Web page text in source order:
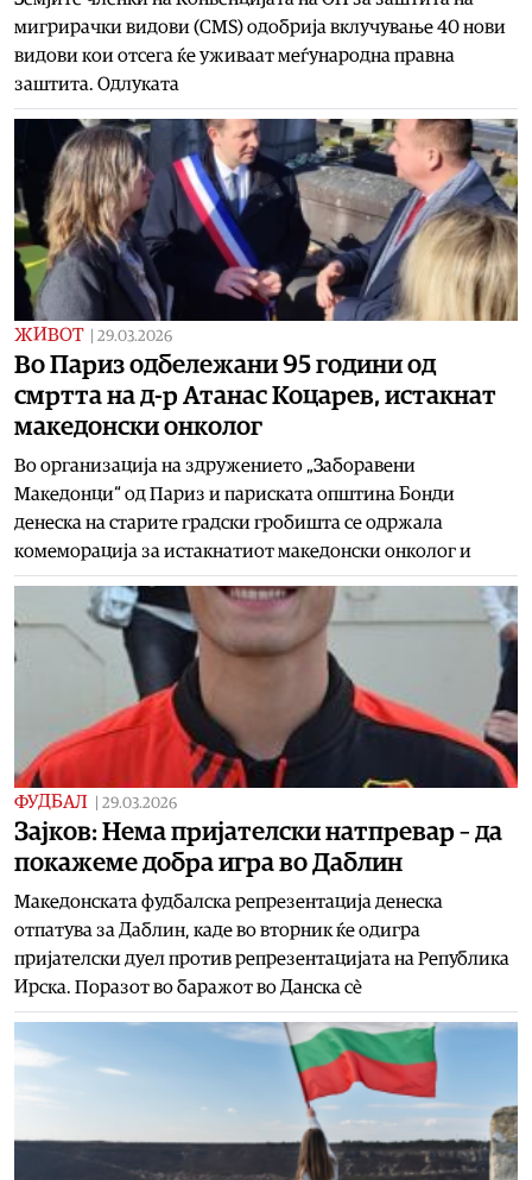
мигрирачки видови (CMS) одобрија вклучување 40 нови
видови кои отсега ќе уживаат меѓународна правна
заштита. Одлуката
ЖИВОТ 29.03.2026
Во Париз одбележани 95 години од
смртта на д-р Атанас Коцарев, истакнат
македонски онколог
Во организација на здружението „Заборавени
Македонци“ од Париз и париската општина Бонди
денеска на старите градски гробишта се одржала
комеморација за истакнатиот македонски онколог и
ФУДБАЛ 29.03.2026
Зајков: Нема пријателски натпревар – да
покажеме добра игра во Даблин
Македонската фудбалска репрезентација денеска
отпатува за Даблин, каде во вторник ќе одигра
пријателски дуел против репрезентацијата на Република
Ирска. Поразот во баражот во Данска сè